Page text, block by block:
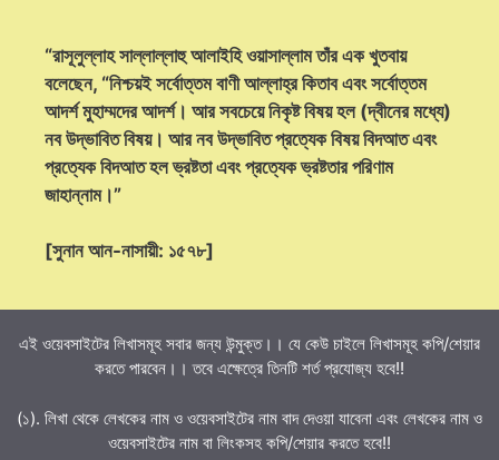
“রাসূলুল্লাহ সাল্লাল্লাহু আলাইহি ওয়াসাল্লাম তাঁর এক খুতবায়
বলেছেন, “নিশ্চয়ই সর্বোত্তম বাণী আল্লাহ্‌র কিতাব এবং সর্বোত্তম
আদর্শ মুহাম্মদের আদর্শ। আর সবচেয়ে নিকৃষ্ট বিষয় হল (দ্বীনের মধ্যে)
নব উদ্ভাবিত বিষয়। আর নব উদ্ভাবিত প্রত্যেক বিষয় বিদআত এবং
প্রত্যেক বিদআত হল ভ্রষ্টতা এবং প্রত্যেক ভ্রষ্টতার পরিণাম
জাহান্নাম।”
[সুনান আন-নাসায়ী: ১৫৭৮]
এই ওয়েবসাইটের লিখাসমূহ সবার জন্য উন্মুক্ত।। যে কেউ চাইলে লিখাসমূহ কপি/শেয়ার
করতে পারবেন।। তবে এক্ষেত্রে তিনটি শর্ত প্রযোজ্য হবে!!
(১). লিখা থেকে লেখকের নাম ও ওয়েবসাইটের নাম বাদ দেওয়া যাবেনা এবং লেখকের নাম ও
ওয়েবসাইটের নাম বা লিংকসহ কপি/শেয়ার করতে হবে!!